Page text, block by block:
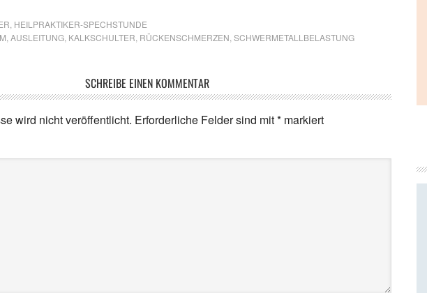
HEILPRAKTIKER-SPECHSTUNDE
AUSLEITUNG KALKSCHULTER RÜCKENSCHMERZEN SCHWERMETALLBELASTUNG
SCHREIBE EINEN KOMMENTAR
wird nicht veröffentlicht. Erforderliche Felder sind mit* markiert